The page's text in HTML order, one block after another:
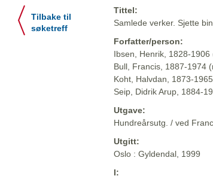
Tilbake til
søketreff
Tittel:
Samlede verker. Sjette
Forfatter/person:
Ibsen, Henrik, 1828-1906
Bull, Francis, 1887-1974
Koht, Halvdan, 1873-
Seip, Didrik Arup, 1884-
Utgave:
Hundreårsutg. / ved
Utgitt:
Oslo : Gyldendal, 1999
I: